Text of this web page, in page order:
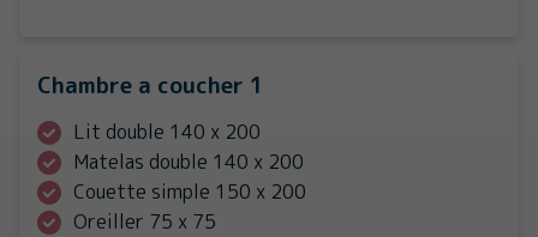
Chambre a coucher 1
Lit double 140 x 200
Matelas double 140 x 200
Couette simple 150 x 200
Oreiller 75 x 75